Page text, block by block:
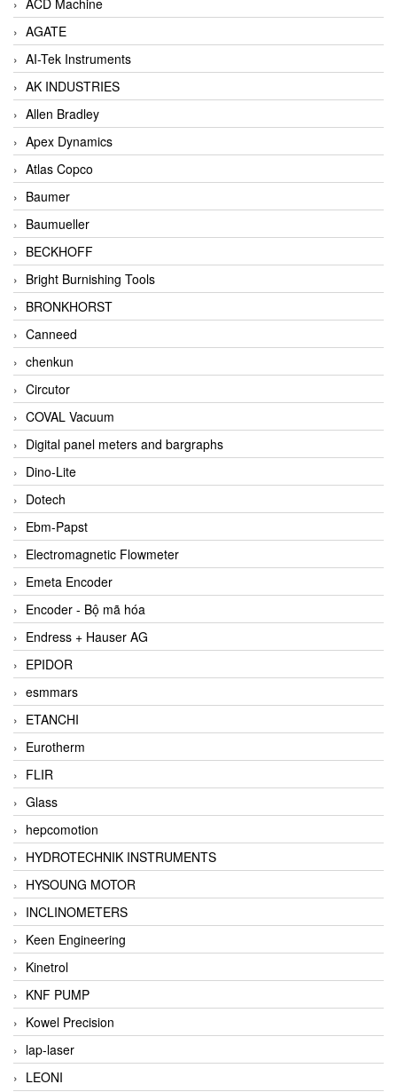
AGATE
AI-Tek Instruments
AK INDUSTRIES
Allen Bradley
Apex Dynamics
Atlas Copco
Baumer
Baumueller
BECKHOFF
Bright Burnishing Tools
BRONKHORST
Canneed
chenkun
Circutor
COVAL Vacuum
Digital panel meters and bargraphs
Dino-Lite
Dotech
Ebm-Papst
Electromagnetic Flowmeter
Emeta Encoder
Encoder - Bộ mã hóa
Endress + Hauser AG
EPIDOR
esmmars
ETANCHI
Eurotherm
FLIR
Glass
hepcomotion
HYDROTECHNIK INSTRUMENTS
HYSOUNG MOTOR
INCLINOMETERS
Keen Engineering
Kinetrol
KNF PUMP
Kowel Precision
lap-laser
LEONI